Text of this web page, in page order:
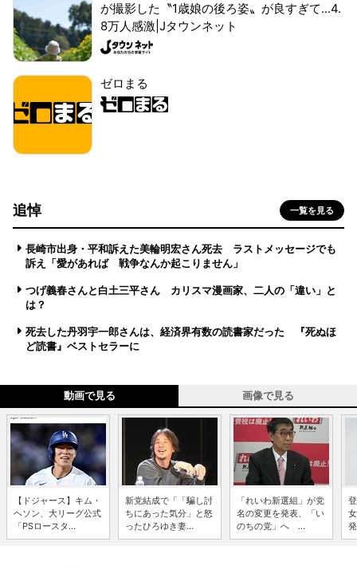
が撮影した〝1歳娘の後ろ姿〟が良すぎて...4.
8万人感激|Jタウンネット
ゼロまる
追悼 一覧を見る
長崎市出身・平和訴えた美輪明宏さん死去 ラストメッセージでも
訴え「愛があれば 戦争なんか起こりません」
つげ義春さんと白土三平さん カリスマ漫画家、二人の「違い」と
は？
死去した丹羽宇一郎さんは、経済界有数の読書家だった 『死ぬほ
ど読書』ベストセラーに
動画で見る 画像で見る
【ドジャース】キム・
ヘソン、大リーグ公式
「PSロースタ...
新党結成で「「騙し討
ちにあった気分」と怒
ったひろゆき妻...
「れいわ新選組」が党
名の変更を発表、「い
のちの党」へ ...